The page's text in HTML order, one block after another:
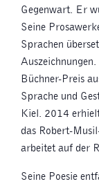
Gegenwart. Er
Seine
Sprachen
Büchner-Preis
Sprache und
Kiel. 2014
das Robert-
arbeitet auf der
Seine Poesie